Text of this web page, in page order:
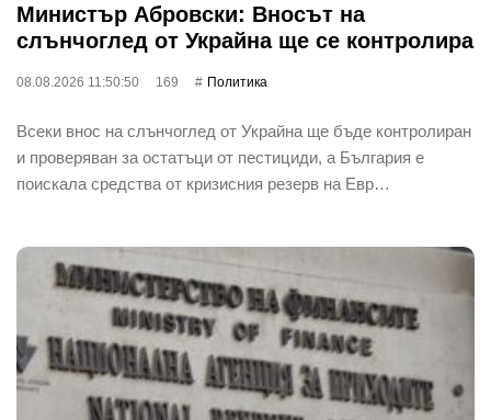
Министър Абровски: Вносът на
слънчоглед от Украйна ще се контролира
08.08.2026 11:50:50 169 Политика
Всеки внос на слънчоглед от Украйна ще бъде контролиран
и проверяван за остатъци от пестициди, а България е
поискала средства от кризисния резерв на Евр…